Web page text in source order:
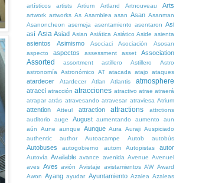
artísticos artists Artium Artland Artnouveau Arts
artwork artworks As Asamblea asan Asan Asanman
Asanoncheon asemeja asentamiento asentaron Asi
así Asia Asiad Asian Asiática Asiático Aside asienta
asientos Asimismo Asociaci Asociación
Asosan
aspecto
aspectos assessment asset Association
Assorted assortment astillero Astillero
Astro
astronomía
Astronómico AT atacada atajo ataques
atardecer Atardecer Atlan Atlantis atmosphere
atracci atracción atracciones atractivo atrae atraerá
atrapar atrás atravesando atravesar atraviesa Atrium
attention Atteul attraction attractions
attrctions
auditorio
auge August aumentando aumento
aun
aún
Aune aunque Aunque Aura Auraji Auspiciado
authentic
author Autoacampe Autob autobús
Autobuses autogobierno autom Autopistas autor
Autovía Available avance avenida Avenue Avenuel
aves Aves avión Avistaje avistamientos AW Award
Awon Ayang ayudar Ayuntamiento Azalea Azaleas